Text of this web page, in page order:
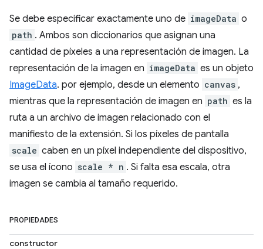
Se debe especificar exactamente uno de imageData o
path . Ambos son diccionarios que asignan una
cantidad de píxeles a una representación de imagen. La
representación de la imagen en imageData es un objeto
ImageData. por ejemplo, desde un elemento canvas ,
mientras que la representación de imagen en path es la
ruta a un archivo de imagen relacionado con el
manifiesto de la extensión. Si los píxeles de pantalla
scale caben en un píxel independiente del dispositivo,
se usa el ícono scale * n . Si falta esa escala, otra
imagen se cambia al tamaño requerido.
PROPIEDADES
constructor